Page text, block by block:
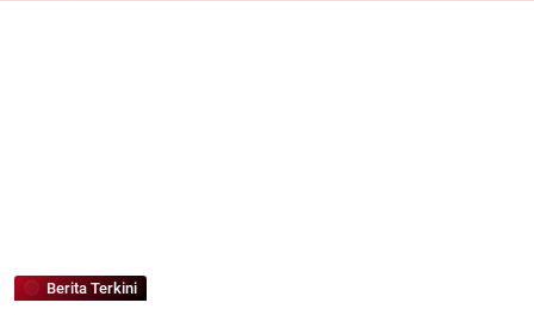
Berita Terkini